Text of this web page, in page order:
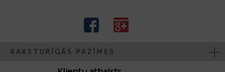
RAKSTURĪGĀS PAZĪMES